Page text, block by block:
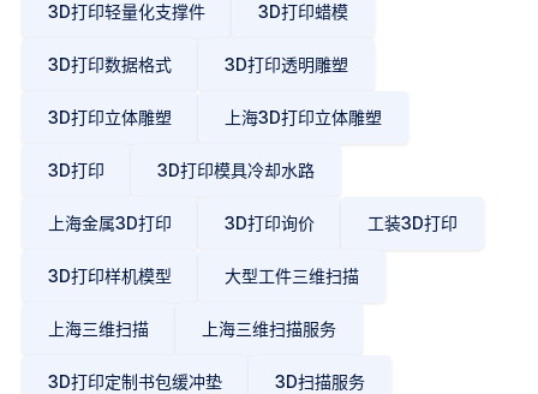
3D打印轻量化支撑件 3D打印蜡模
3D打印数据格式 3D打印透明雕塑
3D打印立体雕塑 上海3D打印立体雕塑
3D打印 3D打印模具冷却水路
上海金属3D打印 3D打印询价 工装3D打印
3D打印样机模型 大型工件三维扫描
上海三维扫描 上海三维扫描服务
3D打印定制书包缓冲垫 3D扫描服务